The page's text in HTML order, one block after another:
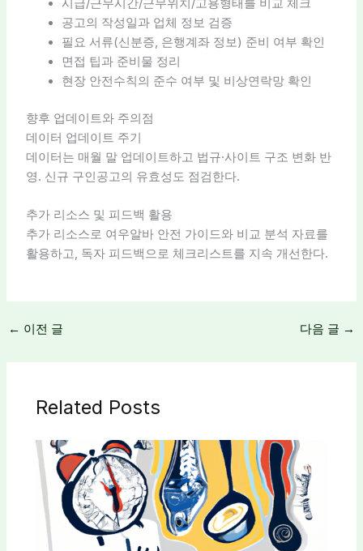
시급/근무시간/근무위치/고용형태를 비교 체크
공고의 작성일과 업체 정보 검증
필요 서류(신분증, 은행계좌 정보) 준비 여부 확인
면접 팁과 준비물 정리
현장 안전수칙의 준수 여부 및 비상연락망 확인
향후 업데이트와 주의점
데이터 업데이트 주기
데이터는 매월 말 업데이트하고 법규·사이트 구조 변화 반
영. 신규 구인공고의 유효성도 점검한다.
추가 리소스 및 피드백 활용
추가 리소스로 여우알바 안전 가이드와 비교 분석 자료를
활용하고, 독자 피드백으로 체크리스트를 지속 개선한다.
← 이전 글 다음 글 →
Related Posts